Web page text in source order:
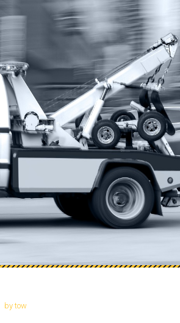
by tow